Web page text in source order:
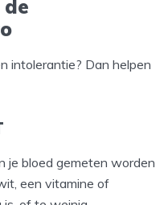
intolerantie? Dan helpen
je bloed gemeten worden
een vitamine of